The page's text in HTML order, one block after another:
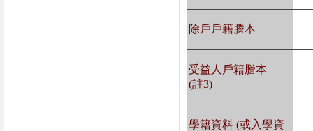
除戶戶籍謄本
受益人戶籍謄本
(註3)
學籍資料 (或入學資